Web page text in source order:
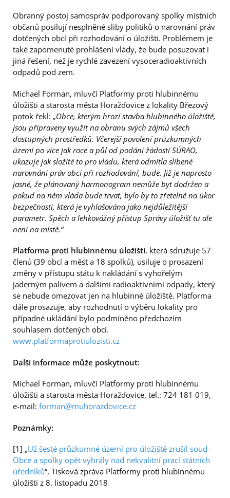
Obranný postoj samospráv podporovaný spolky místních
občanů posilují nesplněné sliby politiků o narovnání práv
dotčených obcí při rozhodování o úložišti. Problémem je
také zapomenuté prohlášení vlády, že bude posuzovat i
jiná řešení, než je rychlé zavezení vysoceradioaktivních
odpadů pod zem.
Michael Forman, mluvčí Platformy proti hlubinnému
úložišti a starosta města Horažďovice z lokality Březový
potok řekl: „Obce, kterým hrozí stavba hlubinného úložiště,
jsou připraveny využít na obranu svých zájmů všech
dostupných prostředků. Včerejší povolení průzkumných
území po více jak roce a půl od podání žádostí SÚRAO,
ukazuje jak složité to pro vládu, která odmítla slíbené
narovnání práv obcí při rozhodování, bude. Již je naprosto
jasné, že plánovaný harmonogram nemůže byt dodržen a
pokud na něm vláda bude trvat, bylo by to zřetelně na úkor
bezpečnosti, která je vyhlašována jako nejdůležitější
parametr. Spěch a lehkovážný přístup Správy úložišť tu ale
není na místě.“
Platforma proti hlubinnému úložišti, která sdružuje 57
členů (39 obcí a měst a 18 spolků), usiluje o prosazení
změny v přístupu státu k nakládání s vyhořelým
jaderným palivem a dalšími radioaktivními odpady, který
se nebude omezovat jen na hlubinné úložiště. Platforma
dále prosazuje, aby rozhodnutí o výběru lokality pro
případné ukládání bylo podmíněno předchozím
souhlasem dotčených obcí.
www.platformaprotiulozisti.cz
Další informace může poskytnout:
Michael Forman, mluvčí Platformy proti hlubinnému
úložišti a starosta města Horažďovice, tel.: 724 181 019,
e-mail: forman@muhorazdovice.cz
Poznámky:
[1] „Už šesté průzkumné území pro úložiště zrušil soud -
Obce a spolky opět vyhrály nad nekvalitní prací státních
úředníků“, Tisková zpráva Platformy proti hlubinnému
úložišti z 8. listopadu 2018